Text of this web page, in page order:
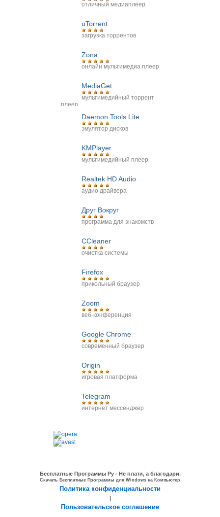
отличный медиаплеер
uTorrent
загрузка торрентов
Zona
онлайн мультимедиа плеер
MediaGet
мультимедийный торрент
плеер
Daemon Tools Lite
эмулятор дисков
KMPlayer
мультимедийный плеер
Realtek HD Audio
аудио драйвера
Друг Вокруг
программа для знакомств
CCleaner
очистка системы
Firefox
прикольный браузер
Zoom
веб-конференция
Google Chrome
современный браузер
Origin
игровая платформа
Telegram
интернет мессенджер
Бесплатные Программы Ру - Не плати, а благодари.
Скачать Бесплатные Программы для Windows на Компьютер
Политика конфиденциальности
|
Пользовательское соглашение